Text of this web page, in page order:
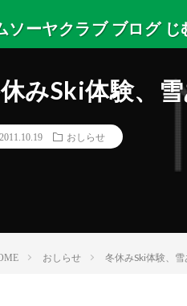
ソーヤクラブ ブログ
ソーヤクラブからニュースと日々のサ
みSki体験、
2011.10.19 おしらせ
おしらせ 冬休みSki体験、